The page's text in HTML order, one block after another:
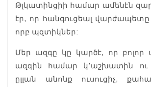
Թլկատինցիի համար ամենէն
էր, որ հանգուցեալ վարժապետը
որբ պզտիկներ:
Մեր ազգը կը կարծէ, որ բոլոր
ազգին համար կ՚աշխատին ու
ըլլան անոնք ուսուցիչ,